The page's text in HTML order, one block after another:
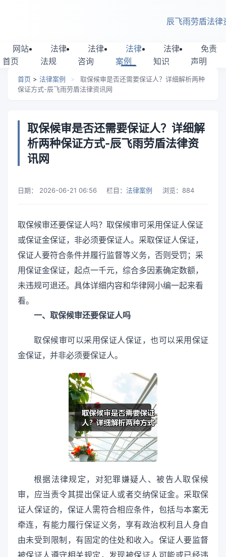
辰飞雨劳盾法律
网站
首页
法律
法规
法律
咨询
法律
案例
法律
知识
免责
声明
首页 > 法律案例 >
取保候审是否还需要保证人？详细解析两种
保证方式-辰飞雨劳盾法律资讯网
取保候审是否还需要保证人？详细解
析两种保证方式-辰飞雨劳盾法律资
讯网
日期： 2026-06-21 06:56 栏目： 法律案例 浏览： 884
取保候审还要保证人吗？取保候审可采用保证人保证
或保证金保证，非必须要保证人。采取保证人保证，
保证人要符合条件并履行监督等义务，否则受罚；采
用保证金保证，起点一千元，综合多因素确定数额，
未违规可退还。具体详细内容和华律网小编一起来看
看。
一、取保候审还要保证人吗
取保候审可以采用保证人保证，也可以采用保证
金保证，并非必须要保证人。
根据法律规定，对犯罪嫌疑人、被告人取保候
审，应当责令其提出保证人或者交纳保证金。采取保
证人保证的，保证人需符合相应条件，包括与本案无
牵连，有能力履行保证义务，享有政治权利且人身自
由未受到限制，有固定的住处和收入。保证人要监督
被保证人遵守相关规定，发现被保证人可能或已经违